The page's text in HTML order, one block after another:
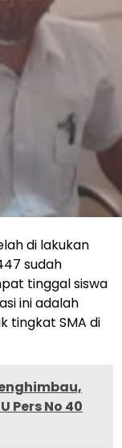
di lakukan
sudah
tinggal siswa
ini adalah
tingkat SMA di
Pers No 40